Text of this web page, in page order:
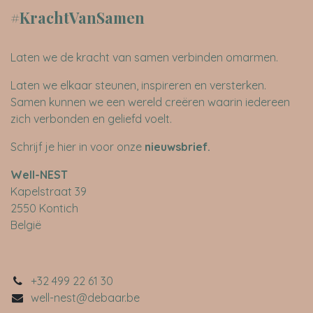
#KrachtVanSamen
Laten we de kracht van samen verbinden omarmen.
Laten we elkaar steunen, inspireren en versterken.
Samen kunnen we een wereld creëren waarin iedereen
zich verbonden en geliefd voelt.
Schrijf je hier in voor onze nieuwsbrief.
​Well-NEST
Kapelstraat 39
2550 Kontich
België
+32 499 22 61 30
well-nest@debaar.be